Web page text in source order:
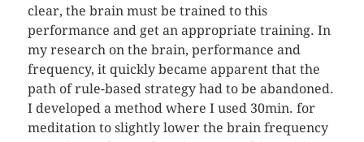
clear, the brain must be trained to this
performance and get an appropriate training. In
my research on the brain, performance and
frequency, it quickly became apparent that the
path of rule-based strategy had to be abandoned.
I developed a method where I used 30min. for
meditation to slightly lower the brain frequency